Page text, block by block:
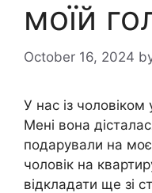
моїй
October 16, 2024
У нас із
Мені вона
подарували на
чоловік на
відкладати ще зі